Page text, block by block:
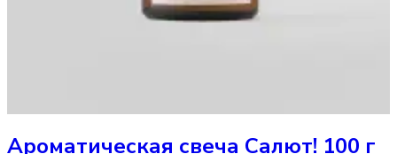
Ароматическая свеча Салют! 100 г